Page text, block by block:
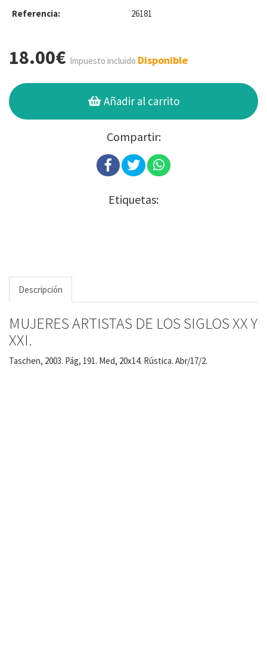
Referencia: 26181
18.00€ Impuesto incluido Disponible
Añadir al carrito
Compartir:
Etiquetas:
Descripción
MUJERES ARTISTAS DE LOS SIGLOS XX Y
XXI.
Taschen, 2003. Pág, 191. Med, 20x14. Rústica. Abr/17/2.